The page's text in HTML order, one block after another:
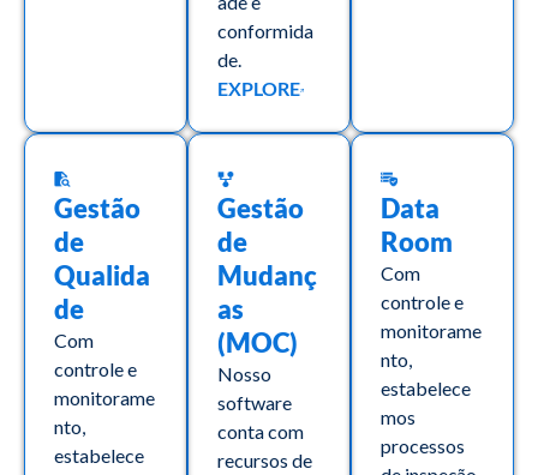
conformida
de.
EXPLORE
Gestão
de
Qualida
de
Com
controle e
monitorame
nto,
estabelece
Gestão
de
Mudanç
as
(MOC)
Nosso
software
conta com
recursos de
Data
Room
Com
controle e
monitorame
nto,
estabelece
mos
processos